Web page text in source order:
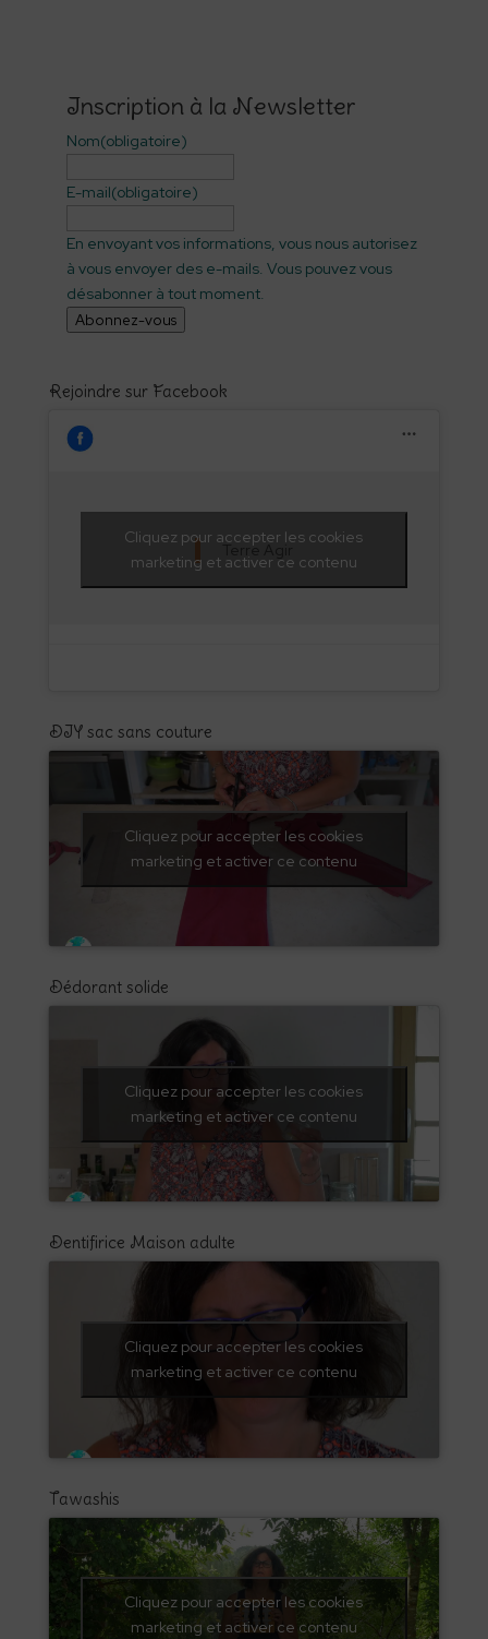
Inscription à la Newsletter
Nom(obligatoire)
E-mail(obligatoire)
En envoyant vos informations, vous nous autorisez
à vous envoyer des e-mails. Vous pouvez vous
désabonner à tout moment.
Abonnez-vous
Rejoindre sur Facebook
Terre Agir
Cliquez pour accepter les cookies
marketing et activer ce contenu
DIY sac sans couture
Cliquez pour accepter les cookies
marketing et activer ce contenu
Dédorant solide
Cliquez pour accepter les cookies
marketing et activer ce contenu
Dentifirice Maison adulte
Cliquez pour accepter les cookies
marketing et activer ce contenu
Tawashis
Cliquez pour accepter les cookies
marketing et activer ce contenu